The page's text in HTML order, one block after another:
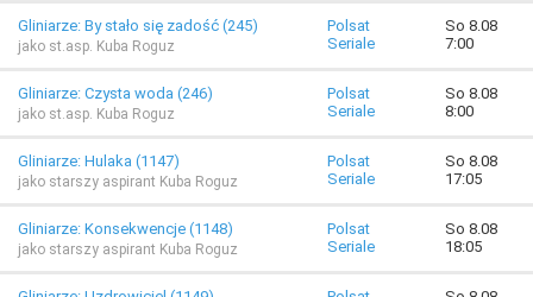
Gliniarze: By stało się zadość (245)
jako st.asp. Kuba Roguz
Polsat
Seriale
So 8.08
7:00
Gliniarze: Czysta woda (246)
jako st.asp. Kuba Roguz
Polsat
Seriale
So 8.08
8:00
Gliniarze: Hulaka (1147)
jako starszy aspirant Kuba Roguz
Polsat
Seriale
So 8.08
17:05
Gliniarze: Konsekwencje (1148)
jako starszy aspirant Kuba Roguz
Polsat
Seriale
So 8.08
18:05